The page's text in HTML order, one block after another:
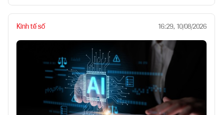
Kinh tế số 16:29, 10/08/2026